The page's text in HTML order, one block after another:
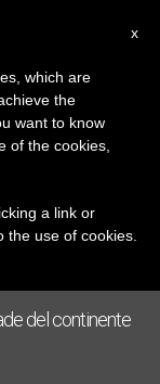
del continente
x
which are
the
want to know
of the cookies,
a link or
use of cookies.